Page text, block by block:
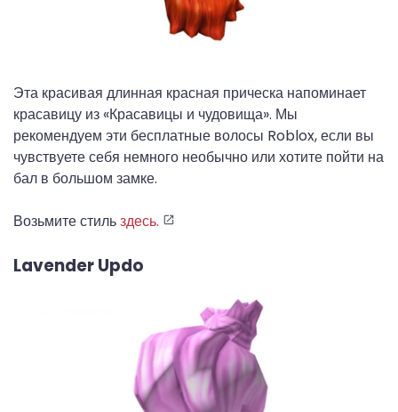
Эта красивая длинная красная прическа напоминает
красавицу из «Красавицы и чудовища». Мы
рекомендуем эти бесплатные волосы Roblox, если вы
чувствуете себя немного необычно или хотите пойти на
бал в большом замке.
Возьмите стильздесь.
Lavender Updo